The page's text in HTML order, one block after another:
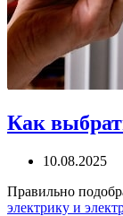
Как
10.08.2025
Правильно
электрику и